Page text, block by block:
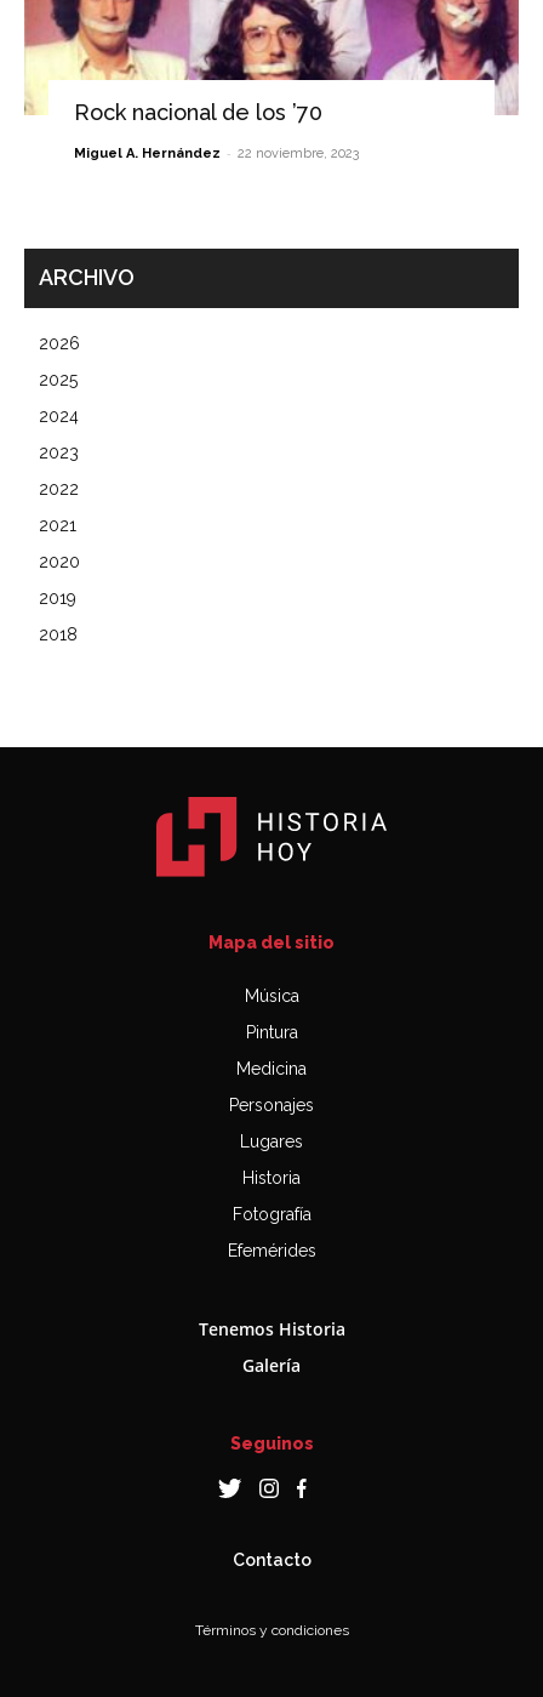
Rock nacional de los ’70
Miguel A. Hernández - 22 noviembre, 2023
ARCHIVO
2026
2025
2024
2023
2022
2021
2020
2019
2018
Mapa del sitio
Música
Pintura
Medicina
Personajes
Lugares
Historia
Fotografía
Efemérides
Tenemos Historia
Galería
Seguinos
Contacto
Términos y condiciones